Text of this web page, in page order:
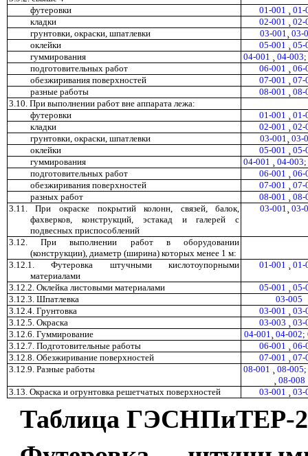
футеровки
01-001 ¸ 01-
кладки
02-001 ¸ 02-
грунтовки, окраски, шпатлевки
03-001¸ 03-
оклейки
05-001 ¸ 05-
гуммирования
04-001 ¸ 04-003;
подготовительных работ
06-001 ¸ 06-
обезжиривания поверхностей
07-001 ¸ 07-
разные работы
08-001 ¸ 08-
3.10. При выполнении работ вне аппарата лежа:
футеровки
01-001 ¸ 01-
кладки
02-001 ¸ 02-
грунтовки, окраски, шпатлевки
03-001¸ 03-
оклейки
05-001 ¸ 05-
гуммирования
04-001 ¸ 04-003;
подготовительных работ
06-001 ¸ 06-
обезжиривания поверхностей
07-001 ¸ 07-
разных работ
08-001 ¸ 08-
3.11. При окраске покрытий колонн, связей, балок,
фахверков, конструкций, эстакад и галерей с
подвесных приспособлений
03-001¸ 03-
3.12. При выполнении работ в оборудовании
(конструкции), диаметр (ширина) которых менее 1 м:
3.12.1. Футеровка штучными кислотоупорными
материалами
01-001 ¸ 01-
3.12.2. Оклейка листовыми материалами 05-001 ¸ 05-
3.12.3. Шпатлевка
03-005
3.12.4. Грунтовка
03-001 ¸ 03-
3.12.5. Окраска
03-003 ¸ 03-
3.12.6. Гуммирование
04-001¸ 04-002;
3.12.7. Подготовительные работы
06-001 ¸ 06-
3.12.8. Обезжиривание поверхностей
07-001 ¸ 07-
3.12.9. Разные работы
08-001 ¸ 08-005;
¸ 08-008
3.13. Окраска и огрунтовка решетчатых поверхностей
03-001 ¸ 03-
Таблица ГЭСНПиТЕР-